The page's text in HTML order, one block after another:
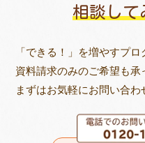
相談して
「できる！」を増やすプ
資料請求のみのご希望も承
まずはお気軽にお問い合わ